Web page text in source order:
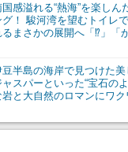
国感溢れる“熱海”を楽しん
グ！ 駿河湾を望むトイレ
るまさかの展開へ「⁉」「
豆半島の海岸で見つけた
ャスパーといった“宝石の
岩と大自然のロマンにワク